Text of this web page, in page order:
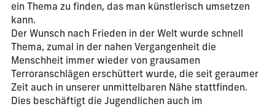
ein Thema zu finden, das man künstlerisch umsetzen
kann.
Der Wunsch nach Frieden in der Welt wurde schnell
Thema, zumal in der nahen Vergangenheit die
Menschheit immer wieder von grausamen
Terroranschlägen erschüttert wurde, die seit geraumer
Zeit auch in unserer unmittelbaren Nähe stattfinden.
Dies beschäftigt die Jugendlichen auch im